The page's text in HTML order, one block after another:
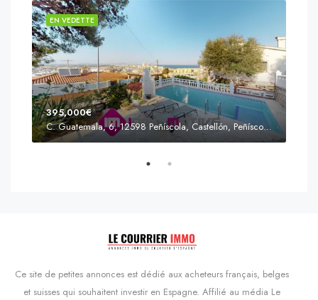
EN VEDETTE
395,000€
C. Guatemala, 6, 12598 Peñíscola, Castellón, Peñíscola, Communauté valencienne
Ce site de petites annonces est dédié aux acheteurs français, belges
et suisses qui souhaitent investir en Espagne. Affilié au média Le